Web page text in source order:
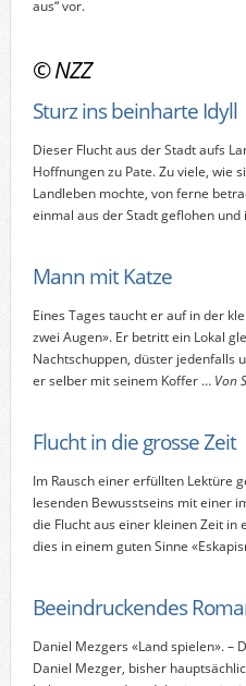
aus“ vor.
©NZZ
Sturz ins beinharte Idyll
Dieser Flucht aus der Stadt aufs
Hoffnungen zu Pate. Zu viele, wie
Landleben mochte, von ferne
einmal aus der Stadt geflohen und
Mann mit Katze
Eines Tages taucht er auf in der
zwei Augen». Er betritt ein Lokal
Nachtschuppen, düster jedenfalls
er selber mit seinem Koffer … Von
Flucht in die grosse Zeit
Im Rausch einer erfüllten Lektüre
lesenden Bewusstseins mit einer
die Flucht aus einer kleinen Zeit
dies in einem guten Sinne
Beeindruckendes
Daniel Mezgers «Land spielen». –
Daniel Mezger, bisher